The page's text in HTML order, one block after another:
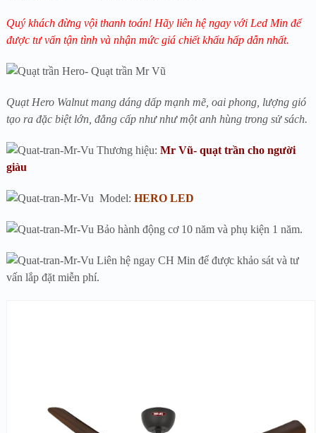
Quý khách đừng vội thanh toán! Hãy liên hệ ngay với Led Min để
được tư vấn tận tình và nhận mức giá chiết khấu hấp dẫn nhất.
Quạt Hero Walnut mang dáng dấp mạnh mẽ, oai phong, lượng gió
tạo ra đặc biệt lớn, đẳng cấp như như một anh hùng trong sử sách.
Thương hiệu: Mr Vũ- quạt trần cho người
giàu
Model: HERO LED
Bảo hành động cơ 10 năm và phụ kiện 1 năm.
Liên hệ ngay CH Min để được khảo sát và tư
vấn lắp đặt miễn phí.